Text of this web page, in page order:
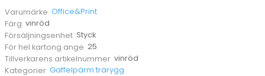
Varumärke Office&Print
Färg vinröd
Försäljningsenhet Styck
För hel kartong ange 25
Tillverkarens artikelnummer vinröd
Kategorier Gaffelpärm trärygg